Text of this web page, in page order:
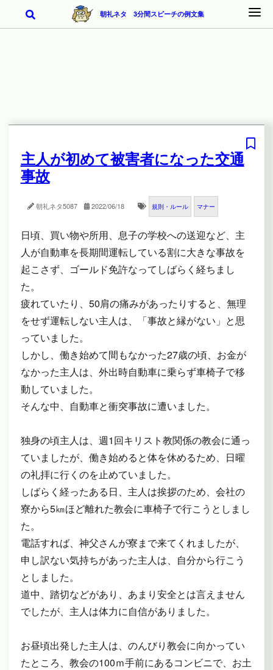
朝礼ネタ 3分間スピーチの例文集
主人が初めて被害者になった交通
事故
朝礼ネタ5087 2022/06/18 規則・ルール マナー
日頃、買い物や所用、息子の学校への送迎など、主
人が自動車を長期間運転している割に大きな事故を
起こさず、ゴールド免許なってしばらく経ちまし
た。
疲れていたり、50肩の痛みがあったりすると、無理
をせず運転しない主人は、「事故と縁がない」と思
っていました。
しかし、働き始めて間もなかった27歳の頃、お金が
なかった主人は、外出時自動車に乗らず車椅子で移
動していました。
そんな中、自動車と衝突事故に遭いました。
独身の頃主人は、週1回キリスト教関係の教会に通っ
ていましたが、働き始めると体を休めるため、日曜
の礼拝に行くのを止めていました。
しばらく経ったある日、主人は挨拶のため、会社の
寮から5㎞ほど離れた教会に車椅子で行こうとしまし
た。
電話すれば、神父さんが寮まで来てくれましたが、
申し訳ない気持ちがあった主人は、自分から行こう
としました。
道中、踏切などがあり、あまり安全とは言えません
でしたが、主人は体力に自信がありました。
お昼頃出発した主人は、のんびり教会に向かってい
たところ、教会の100ｍ手前にあるコンビニで、お土